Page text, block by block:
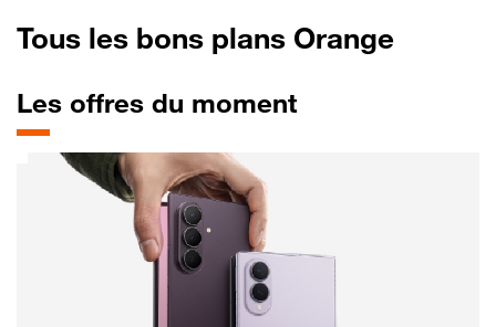
Tous les bons plans Orange
Les offres du moment